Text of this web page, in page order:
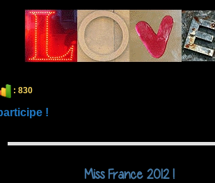
: 830
!
Miss France 2012 !